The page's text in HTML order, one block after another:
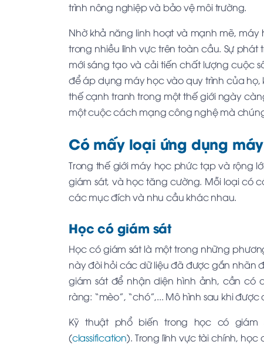
trình nông nghiệp và bảo vệ môi trường.
Nhờ khả năng linh hoạt và mạnh mẽ,
trong nhiều lĩnh vực trên toàn cầu. Sự
mới sáng tạo và cải tiến chất lượng cuộc
để áp dụng máy học vào quy trình của
thế cạnh tranh trong một thế giới ngày
một cuộc cách mạng công nghệ mà
Có mấy loại ứng dụng
Trong thế giới máy học phức tạp và rộng
giám sát, và học tăng cường. Mỗi loại có
các mục đích và nhu cầu khác nhau.
Học có giám sát
Học có giám sát là một trong những
này đòi hỏi các dữ liệu đã được gắn nhãn
giám sát để nhận diện hình ảnh, cần
ràng: “mèo”, “chó”,... Mô hình sau khi
Kỹ thuật phổ biến trong học có giám
(classification). Trong lĩnh vực tài chính,